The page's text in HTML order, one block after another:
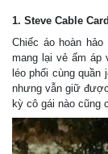
1. Steve Cable
Chiếc áo hoàn
mang lại vẻ ấm áp
léo phối cùng quần
nhưng vẫn giữ
kỳ cô gái nào cũng